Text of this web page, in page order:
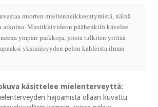
nuorten mieltenheikkeentymistä, näinä
aikoina. Musiikkivideon päähenkilö kävelee
ympäri paikkoja, joista tulkiten yrittää
yksinäisyyden pelon kahleista ilman
käsittelee mielenterveyttä:
hajoamista ollaan kuvattu